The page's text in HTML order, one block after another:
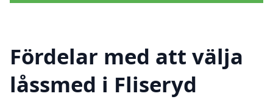
Fördelar med att välja
låssmed i Fliseryd